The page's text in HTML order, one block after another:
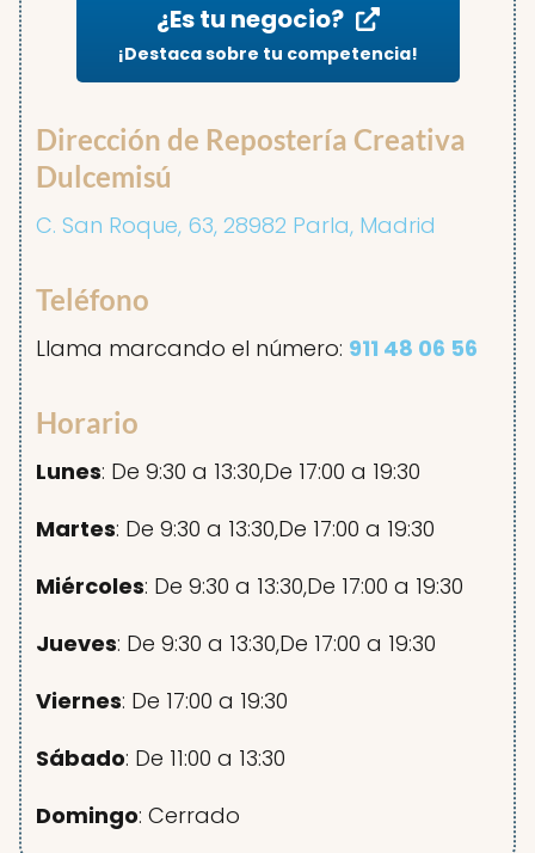
¿Es tu negocio?
¡Destaca sobre tu competencia!
Dirección de Repostería Creativa
Dulcemisú
C. San Roque, 63, 28982 Parla, Madrid
Teléfono
Llama marcando el número: 911 48 06 56
Horario
Lunes: De 9:30 a 13:30,De 17:00 a 19:30
Martes: De 9:30 a 13:30,De 17:00 a 19:30
Miércoles: De 9:30 a 13:30,De 17:00 a 19:30
Jueves: De 9:30 a 13:30,De 17:00 a 19:30
Viernes: De 17:00 a 19:30
Sábado: De 11:00 a 13:30
Domingo: Cerrado